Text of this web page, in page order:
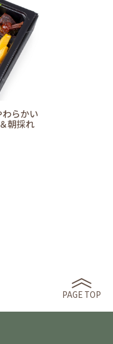
わらかい
朝採れ
PAGE TOP